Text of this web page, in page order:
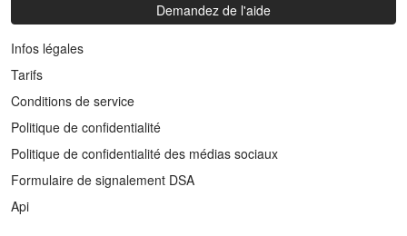
Demandez de l'aide
Infos légales
Tarifs
Conditions de service
Politique de confidentialité
Politique de confidentialité des médias sociaux
Formulaire de signalement DSA
Api